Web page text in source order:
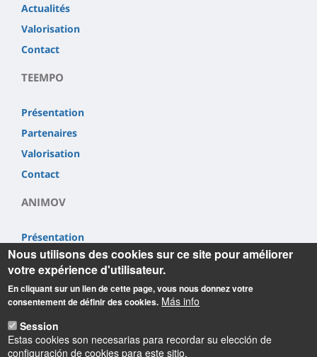
Actualités
Valorisation
Contact
TEEMPO
Présentation
Partenaires
Valorisation
Contact
ANIMOV
Présentation
Partenaires
Valorisation
Contact
Nous utilisons des cookies sur ce site pour améliorer
votre expérience d'utilisateur.
En cliquant sur un lien de cette page, vous nous donnez votre
consentement de définir des cookies. Más info
Session
Estas cookies son necesarias para recordar su elección de
configuración de cookies para este sitio.